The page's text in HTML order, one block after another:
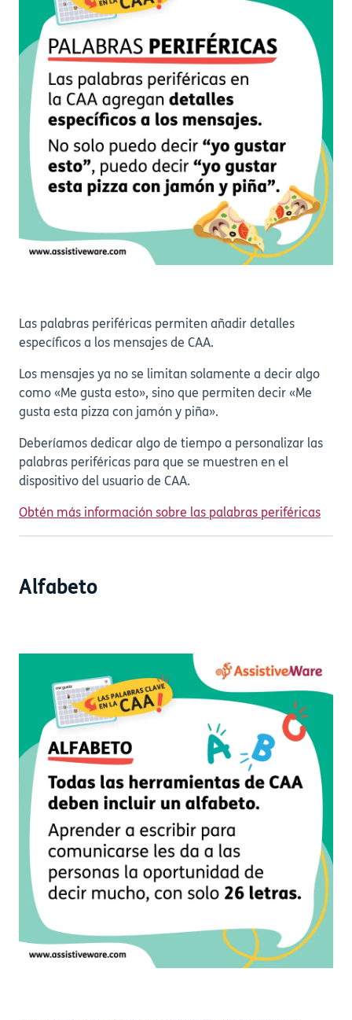
Las palabras periféricas permiten añadir detalles
específicos a los mensajes de CAA.
Los mensajes ya no se limitan solamente a decir algo
como «Me gusta esto», sino que permiten decir «Me
gusta esta pizza con jamón y piña».
Deberíamos dedicar algo de tiempo a personalizar las
palabras periféricas para que se muestren en el
dispositivo del usuario de CAA.
Obtén más información sobre las palabras periféricas
Alfabeto